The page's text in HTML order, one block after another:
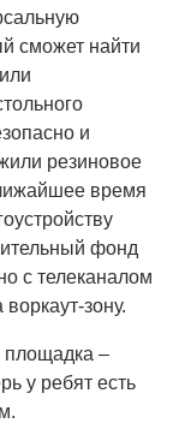
сможет найти
и
резиновое
время
фонд
с телеканалом
зону.
площадка –
у ребят есть